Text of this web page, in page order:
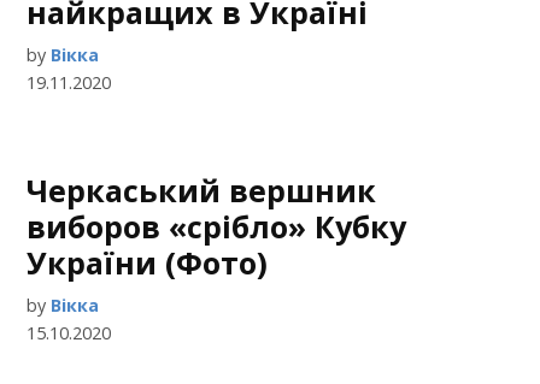
найкращих в Україні
by Вікка
19.11.2020
Черкаський вершник
виборов «срібло» Кубку
України (Фото)
by Вікка
15.10.2020